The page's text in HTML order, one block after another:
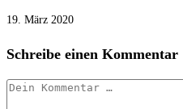
19. März 2020
Schreibe einen Kommentar
Kommentar